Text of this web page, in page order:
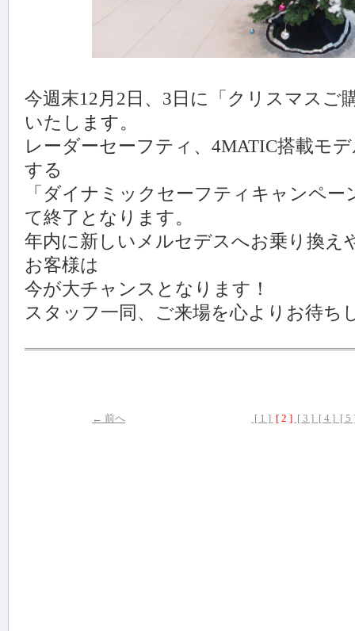
今週末12月2日、3日に「クリスマスご
いたします。
レーダーセーフティ、4MATIC搭載モ
する
「ダイナミックセーフティキャンペ
て終了となります。
年内に新しいメルセデスへお乗り換え
お客様は
今が大チャンスとなります！
スタッフ一同、ご来場を心よりお待ち
← 前へ [ 1 ] [ 2 ] [ 3 ] [ 4 ] [ 5